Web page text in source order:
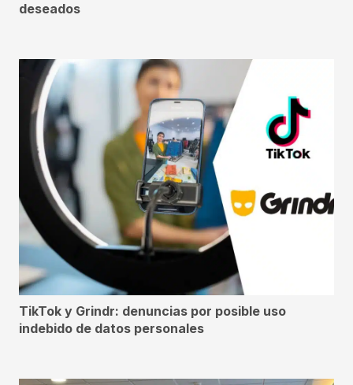
deseados
TikTok y Grindr: denuncias por posible uso
indebido de datos personales